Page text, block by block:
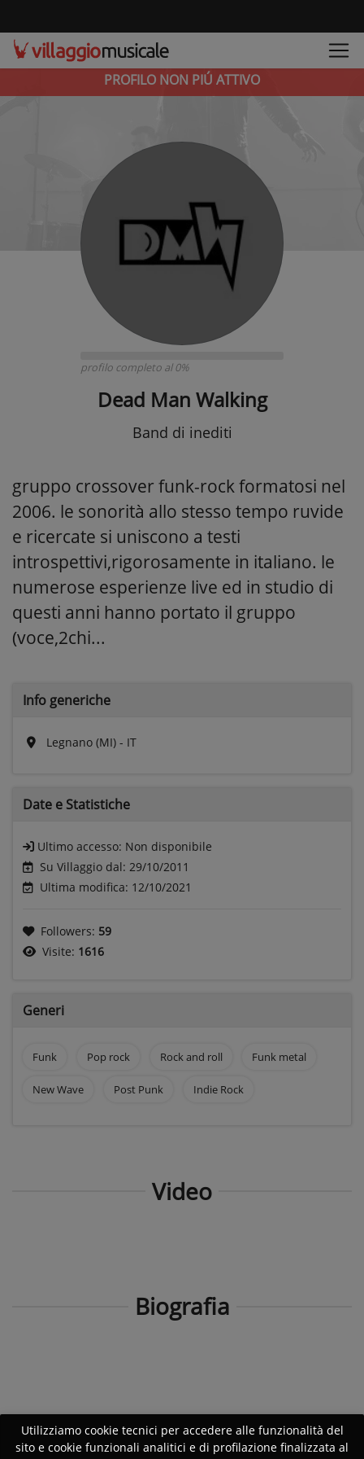
PROFILO NON PIÚ ATTIVO
profilo completo al 0%
Dead Man Walking
Band di inediti
gruppo crossover funk-rock formatosi nel
2006. le sonorità allo stesso tempo ruvide
e ricercate si uniscono a testi
introspettivi,rigorosamente in italiano. le
numerose esperienze live ed in studio di
questi anni hanno portato il gruppo
(voce,2chi...
Info generiche
Legnano (MI) - IT
Date e Statistiche
Ultimo accesso: Non disponibile
Su Villaggio dal: 29/10/2011
Ultima modifica: 12/10/2021
Followers: 59
Visite: 1616
Generi
Funk Pop rock Rock and roll Funk metal
New Wave Post Punk Indie Rock
Video
Biografia
Utilizziamo cookie tecnici per accedere alle funzionalità del
sito e cookie funzionali analitici e di profilazione finalizzata al